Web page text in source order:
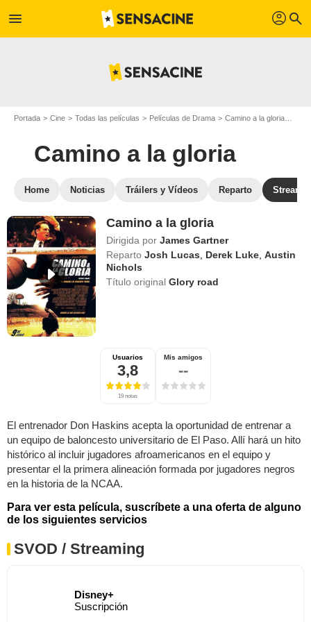
menu profil search
Portada Cine Todas las películas Películas de Drama Camino a la gloria
Camino a la gloria
Home Noticias Tráilers y Vídeos Reparto
Camino a la gloria
Dirigida por James Gartner
Reparto Josh Lucas Derek Luke ,Austin
Nichols
Título originalGlory road
Usuarios
3,8
19 notas
Mis amigos
--
El entrenador Don Haskins acepta la oportunidad de entrenar a
un equipo de baloncesto universitario de El Paso. Allí hará un hito
histórico al incluir jugadores afroamericanos en el equipo y
presentar el la primera alineación formada por jugadores negros
en la historia de la NCAA.
Para ver esta película, suscríbete a una oferta de alguno
de los siguientes servicios
SVOD / Streaming
Disney+
Suscripción